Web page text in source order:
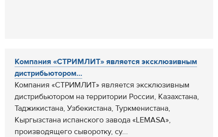
Компания «СТРИМЛИТ» является эксклюзивным
дистрибьютором...
Компания «СТРИМЛИТ» является эксклюзивным
дистрибьютором на территории России, Казахстана,
Таджикистана, Узбекистана, Туркменистана,
Кыргызстана испанского завода «LEMASA»,
производящего сыворотку, су...